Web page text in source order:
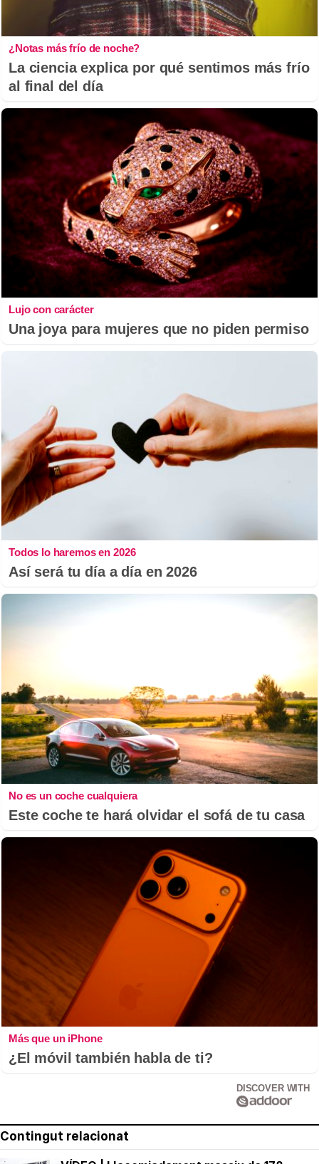
¿Notas más frío de noche?
La ciencia explica por qué sentimos más frío
al final del día
Lujo con carácter
Una joya para mujeres que no piden permiso
Todos lo haremos en 2026
Así será tu día a día en 2026
No es un coche cualquiera
Este coche te hará olvidar el sofá de tu casa
Más que un iPhone
¿El móvil también habla de ti?
DISCOVER WITH
Contingut relacionat